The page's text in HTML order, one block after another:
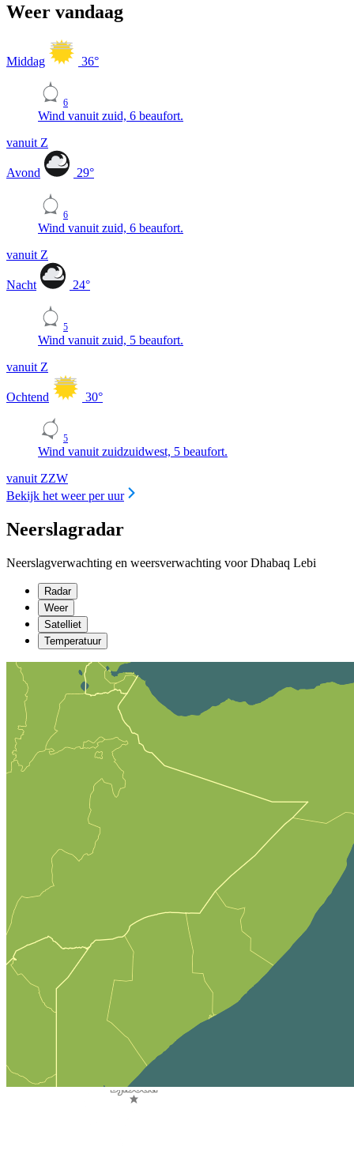
Weer vandaag
Middag 36°
6
Wind vanuit zuid, 6 beaufort.
vanuit Z
Avond 29°
6
Wind vanuit zuid, 6 beaufort.
vanuit Z
Nacht 24°
5
Wind vanuit zuid, 5 beaufort.
vanuit Z
Ochtend 30°
5
Wind vanuit zuidzuidwest, 5 beaufort.
vanuit ZZW
Bekijk het weer per uur
Neerslagradar
Neerslagverwachting en weersverwachting voor Dhabaq Lebi
Radar
Weer
Satelliet
Temperatuur